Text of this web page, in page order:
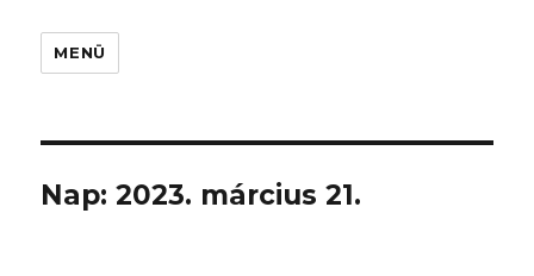
MENÜ
Nap:2023. március 21.